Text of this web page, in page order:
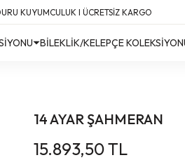
Yerine Ücretsiz Kargo!
Yerine Ücretsiz Kargo! #2
Yerine Ücretsiz Kargo! #3
BİLEKLİK/KELEPÇE
14 AYAR ŞAHMERAN
15.893,50 TL